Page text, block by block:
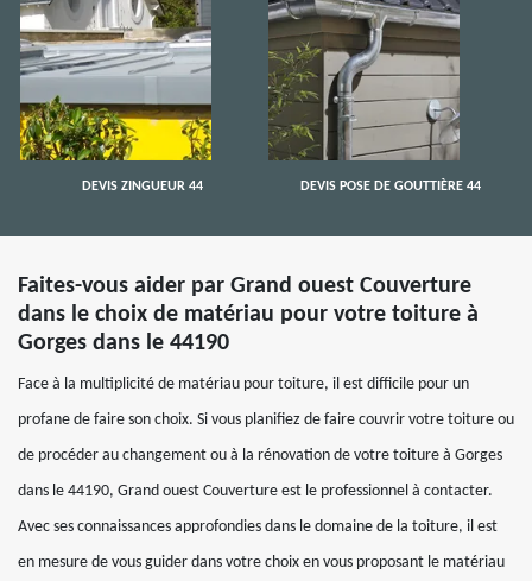
DEVIS ZINGUEUR 44 DEVIS POSE DE GOUTTIÈRE 44
Faites-vous aider par Grand ouest Couverture
dans le choix de matériau pour votre toiture à
Gorges dans le 44190
Face à la multiplicité de matériau pour toiture, il est difficile pour un
profane de faire son choix. Si vous planifiez de faire couvrir votre toiture ou
de procéder au changement ou à la rénovation de votre toiture à Gorges
dans le 44190, Grand ouest Couverture est le professionnel à contacter.
Avec ses connaissances approfondies dans le domaine de la toiture, il est
en mesure de vous guider dans votre choix en vous proposant le matériau